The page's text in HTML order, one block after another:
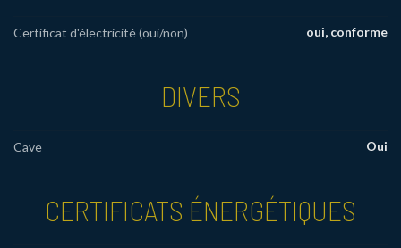
Certificat d'électricité (oui/non) oui, conforme
DIVERS
Cave Oui
CERTIFICATS ÉNERGÉTIQUES